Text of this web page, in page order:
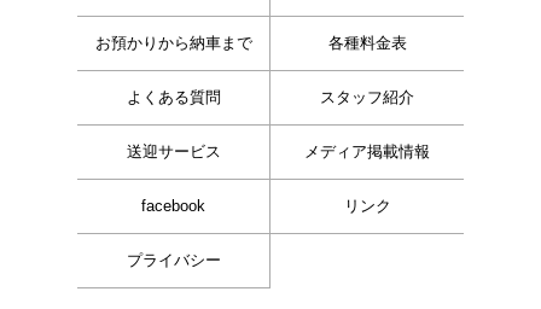
お預かりから納車まで 各種料金表
よくある質問 スタッフ紹介
送迎サービス メディア掲載情報
facebook リンク
プライバシー